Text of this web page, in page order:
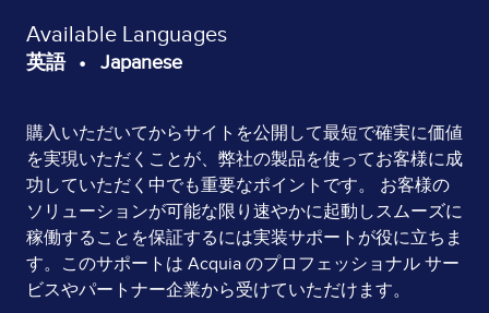
Available Languages
英語 Japanese
Page
Content
購入いただいてからサイトを公開して最短で確実に価値
を実現いただくことが、弊社の製品を使ってお客様に成
功していただく中でも重要なポイントです。 お客様の
ソリューションが可能な限り速やかに起動しスムーズに
稼働することを保証するには実装サポートが役に立ちま
す。このサポートは Acquia のプロフェッショナル サー
ビスやパートナー企業から受けていただけます。